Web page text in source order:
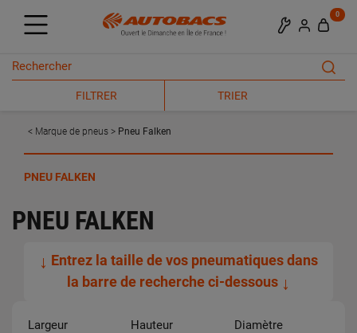
0
FILTRER TRIER
Marque de pneus Pneu Falken
PNEU FALKEN
PNEU FALKEN
↓ Entrez la taille de vos pneumatiques dans
la barre de recherche ci-dessous ↓
Largeur Hauteur Diamètre